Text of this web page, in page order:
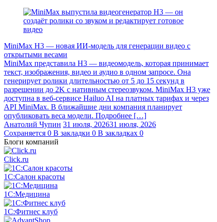
MiniMax H3 — новая ИИ-модель для генерации видео с
открытыми весами
MiniMax представила H3 — видеомодель, которая принимает
текст, изображения, видео и аудио в одном запросе. Она
генерирует ролики длительностью от 5 до 15 секунд в
разрешении до 2K с нативным стереозвуком. MiniMax H3 уже
доступна в веб-сервисе Hailuo AI на платных тарифах и через
API MiniMax. В ближайшие дни компания планирует
опубликовать веса модели. Подробнее […]
Анатолий Чупин 31 июля, 202631 июля, 2026
Сохраняется 0 В закладки 0 В закладках 0
Блоги компаний
Click.ru
1С:Салон красоты
1С:Медицина
1С:Фитнес клуб